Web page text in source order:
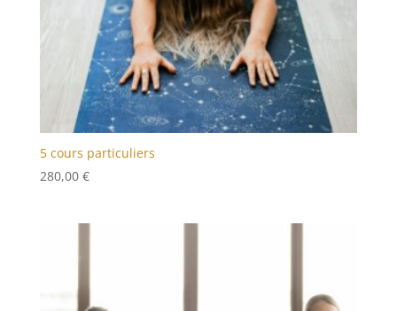
5 cours particuliers
280,00 €